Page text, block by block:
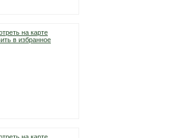
на карте
в избранное